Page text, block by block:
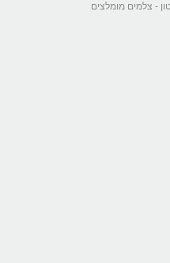
- צלמים מומלצים